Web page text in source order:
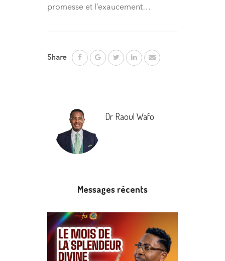
promesse et l’exaucement…
Share
Dr Raoul Wafo
Messages récents